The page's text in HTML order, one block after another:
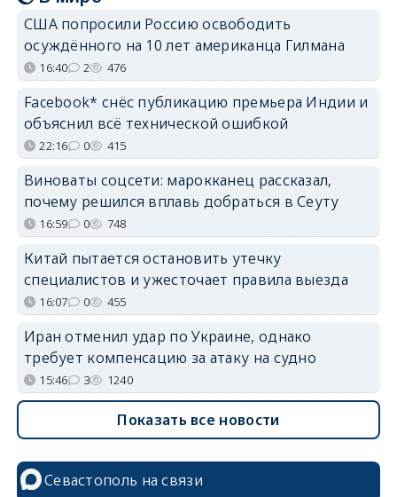
США попросили Россию освободить
осуждённого на 10 лет американца Гилмана
16:40 2 476
Facebook* снёс публикацию премьера Индии и
объяснил всё технической ошибкой
22:16 0 415
Виноваты соцсети: марокканец рассказал,
почему решился вплавь добраться в Сеуту
16:59 0 748
Китай пытается остановить утечку
специалистов и ужесточает правила выезда
16:07 0 455
Иран отменил удар по Украине, однако
требует компенсацию за атаку на судно
15:46 3 1240
Показать все новости
Севастополь на связи